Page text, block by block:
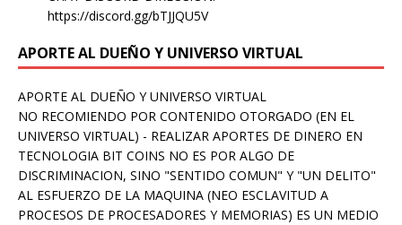
https://discord.gg/bTJJQU5V
APORTE AL DUEÑO Y UNIVERSO VIRTUAL
APORTE AL DUEÑO Y UNIVERSO VIRTUAL
NO RECOMIENDO POR CONTENIDO OTORGADO (EN EL
UNIVERSO VIRTUAL) - REALIZAR APORTES DE DINERO EN
TECNOLOGIA BIT COINS NO ES POR ALGO DE
DISCRIMINACION, SINO "SENTIDO COMUN" Y "UN DELITO"
AL ESFUERZO DE LA MAQUINA (NEO ESCLAVITUD A
PROCESOS DE PROCESADORES Y MEMORIAS) ES UN MEDIO